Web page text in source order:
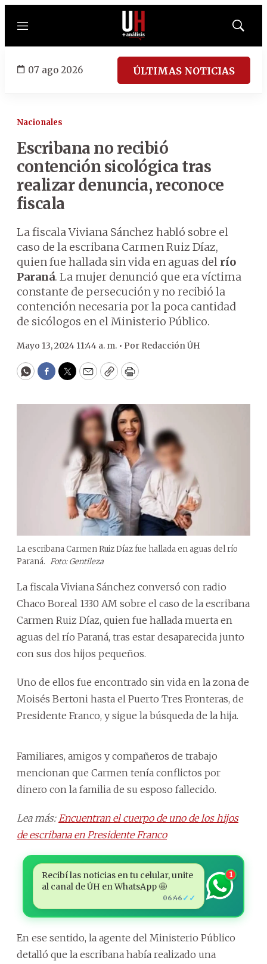
Menú
Mostrar
07 ago 2026 ÚLTIMAS NOTICIAS
Nacionales
Escribana no recibió
contención sicológica tras
realizar denuncia, reconoce
fiscala
La fiscala Viviana Sánchez habló sobre el
caso de la escribana Carmen Ruiz Díaz,
quien fue hallada sin vida en aguas del río
Paraná. La mujer denunció que era víctima
constante de persecución y no recibió la
contención necesaria por la poca cantidad
de sicólogos en el Ministerio Público.
Mayo 13, 2024 11:44 a. m. • Por Redacción ÚH
WhatsApp
Facebook
Twitter
EmailCopyPrint
La escribana Carmen Ruiz Díaz fue hallada en aguas del río
Paraná. Foto: Gentileza
La fiscala Viviana Sánchez conversó con radio
Chaco Boreal 1330 AM sobre el caso de la escribana
Carmen Ruiz Díaz, quien fue hallada muerta en
aguas del río Paraná, tras estar desaparecida junto
con sus dos hijos pequeños.
Uno de ellos fue encontrado sin vida en la zona de
Moisés Bertoni hasta el Puerto Tres Fronteras, de
Presidente Franco, y sigue la búsqueda de la hija.
Familiares, amigos y compañeros de trabajo
mencionan que Carmen tenía conflictos por
dinero con la familia de su esposo fallecido.
Lea más: Encuentran el cuerpo de uno de los hijos
de escribana en Presidente Franco
Recibí las noticias en tu celular, unite
al canal de ÚH en WhatsApp 🤩
06:46 ✓✓
1
En ese sentido, la agente del Ministerio Público
detalló que la escribana había realizado una